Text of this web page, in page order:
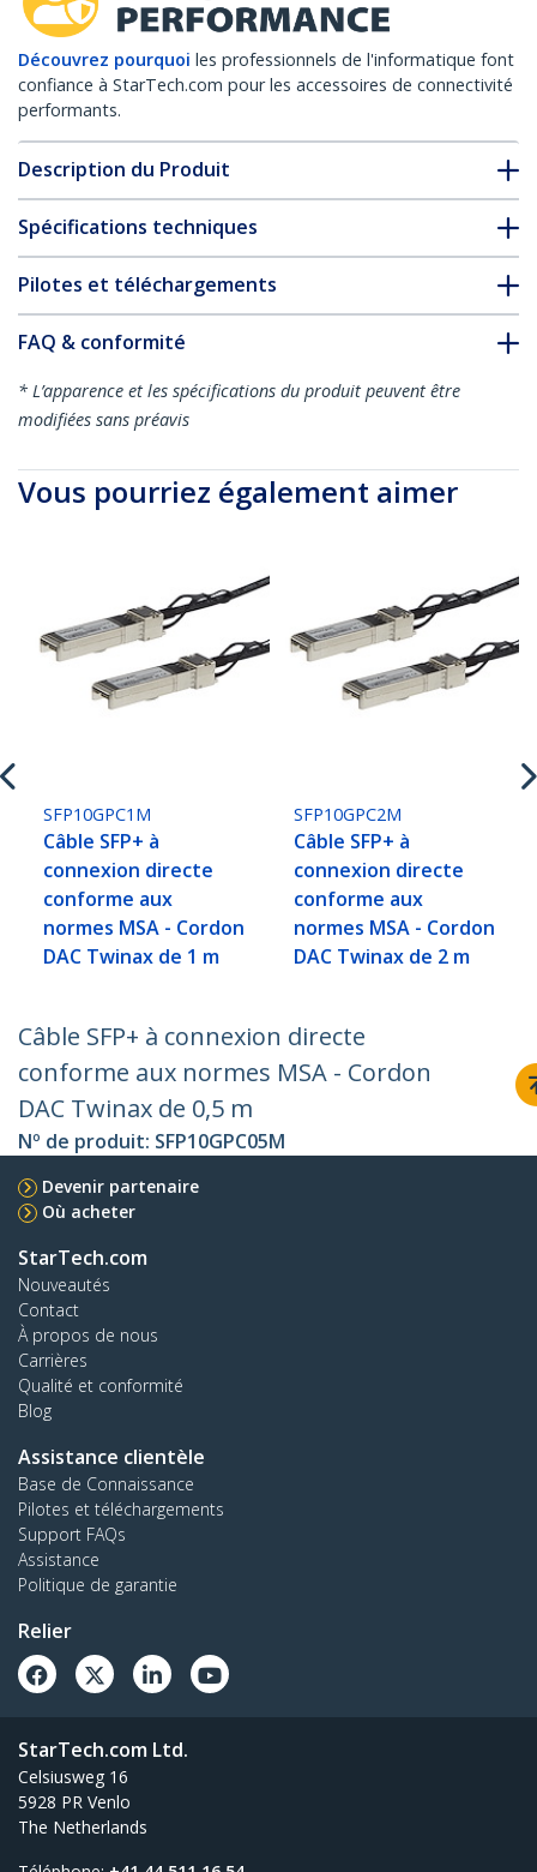
Découvrez pourquoi les professionnels de l'informatique font
confiance à StarTech.com pour les accessoires de connectivité
performants.
Description du Produit
Spécifications techniques
Pilotes et téléchargements
FAQ & conformité
* L’apparence et les spécifications du produit peuvent être
modifiées sans préavis
Vous pourriez également aimer
SFP10GPC1M
Câble SFP+ à
connexion directe
conforme aux
normes MSA - Cordon
DAC Twinax de 1 m
SFP10GPC2M
Câble SFP+ à
connexion directe
conforme aux
normes MSA - Cordon
DAC Twinax de 2 m
Câble SFP+ à connexion directe
conforme aux normes MSA - Cordon
DAC Twinax de 0,5 m
Nº de produit: SFP10GPC05M
Devenir partenaire
Où acheter
StarTech.com
Nouveautés
Contact
À propos de nous
Carrières
Qualité et conformité
Blog
Assistance clientèle
Base de Connaissance
Pilotes et téléchargements
Support FAQs
Assistance
Politique de garantie
Relier
StarTech.com Ltd.
Celsiusweg 16
5928 PR Venlo
The Netherlands